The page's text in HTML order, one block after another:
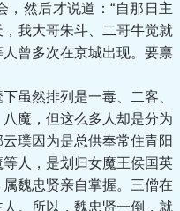
，然后才说道：“自那日主
我大哥朱斗、二哥牛觉就
曾多次在京城出现。要禀
然排列是一毒、二客、
魔，但这么多人却是分为
璞因为是总供奉常住青阳
人，是划归女魔王侯国英
魏忠贤亲自掌握。三僧在
。所以，魏忠贤一倒，就